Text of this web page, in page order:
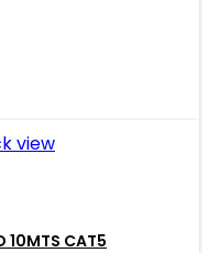
view
10MTS CAT5